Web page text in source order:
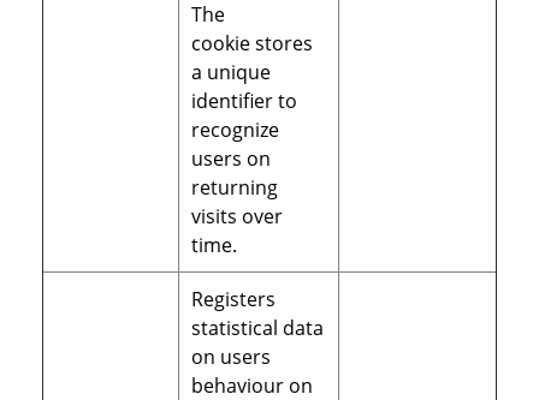
The
cookie stores
a unique
identifier to
recognize
users on
returning
visits over
time.
Registers
statistical data
on users
behaviour on